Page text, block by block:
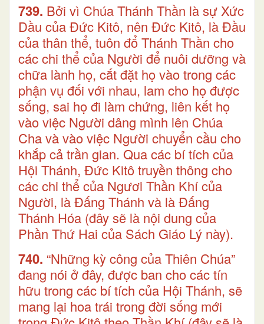
739. Bởi vì Chúa Thánh Thần là sự Xức
Dầu của Đức Kitô, nên Đức Kitô, là Đầu
của thân thể, tuôn đổ Thánh Thần cho
các chi thể của Người để nuôi dưỡng và
chữa lành họ, cắt đặt họ vào trong các
phận vụ đối với nhau, lam cho họ được
sống, sai họ đi làm chứng, liên kết họ
vào việc Người dâng mình lên Chúa
Cha và vào việc Người chuyển cầu cho
khắp cả trần gian. Qua các bí tích của
Hội Thánh, Đức Kitô truyền thông cho
các chi thể của Ngươi Thần Khí của
Người, là Đấng Thánh và là Đấng
Thánh Hóa (đây sẽ là nội dung của
Phần Thứ Hai của Sách Giáo Lý này).
740. “Những kỳ công của Thiên Chúa”
đang nói ở đây, được ban cho các tín
hữu trong các bí tích của Hội Thánh, sẽ
mang lại hoa trái trong đời sống mới